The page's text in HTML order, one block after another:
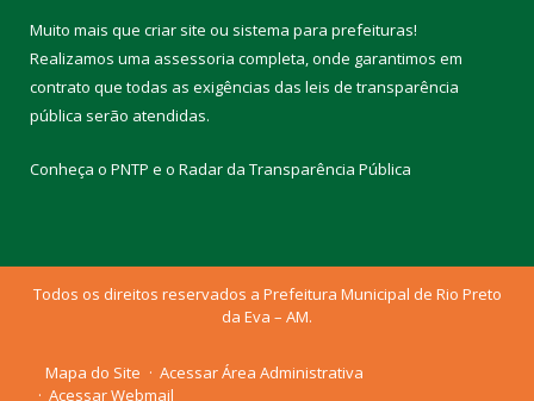
Muito mais que criar site ou sistema para prefeituras!
Realizamos uma assessoria completa, onde garantimos em
contrato que todas as exigências das leis de transparência
pública serão atendidas.
Conheça o PNTP e o Radar da Transparência Pública
Todos os direitos reservados a Prefeitura Municipal de Rio Preto
da Eva – AM.
Mapa do Site
Acessar Área Administrativa
Acessar Webmail